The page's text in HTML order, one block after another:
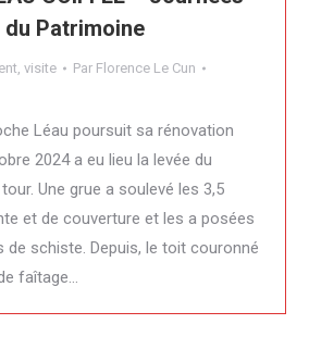
du Patrimoine
, visite Par Florence Le Cun
Léau poursuit sa rénovation
2024 a eu lieu la levée du
Une grue a soulevé les 3,5
et de couverture et les a posées
de schiste. Depuis, le toit couronné
faîtage…